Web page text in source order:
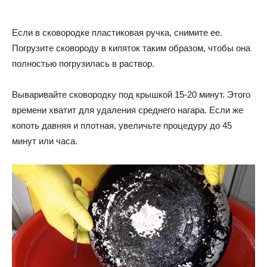
Если в сковородке пластиковая ручка, снимите ее.
Погрузите сковороду в кипяток таким образом, чтобы она
полностью погрузилась в раствор.
Вываривайте сковородку под крышкой 15-20 минут. Этого
времени хватит для удаления среднего нагара. Если же
копоть давняя и плотная, увеличьте процедуру до 45
минут или часа.